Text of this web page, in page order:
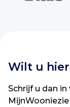
Wilt u
Schrijf u dan in